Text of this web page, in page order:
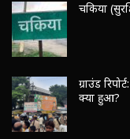
चकिया
ग्राउंड
क्या हुआ?